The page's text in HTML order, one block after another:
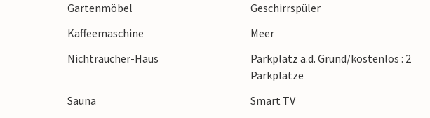
finden Sie alles, was das Urlauberherz begehrt. Gehen Sie an
liegen, angeln oder besuchen Sie den wunderschönen
und wild umherlaufenden Tieren.
Freuen Sie sich auf eine erholsame Zeit im Norden
Gartenmöbel
Geschirrspüler
Kaffeemaschine
Meer
Nichtraucher-Haus
Parkplatz a.d. Grund/kostenlos : 2
Parkplätze
Sauna Smart TV